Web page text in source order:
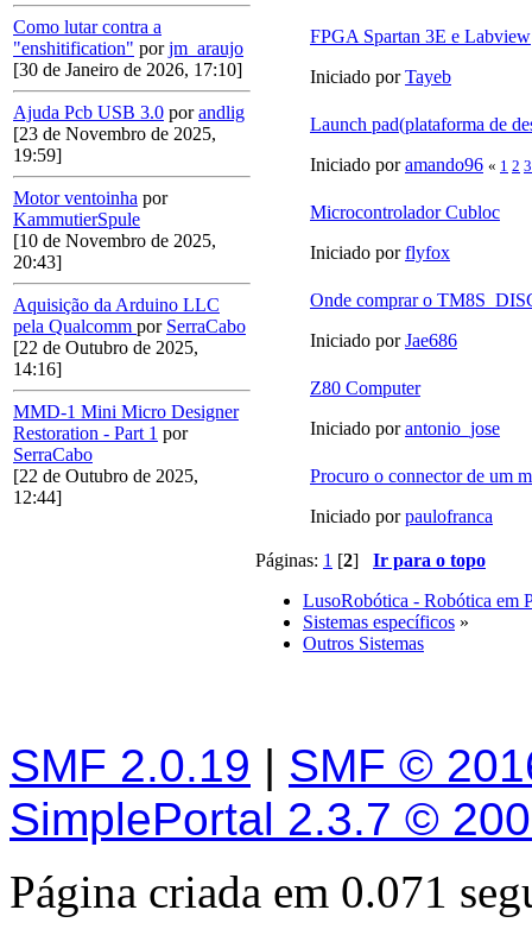
Como lutar contra a
"enshitification" porjm_araujo
[30 de Janeiro de 2026, 17:10]
Ajuda Pcb USB 3.0 porandlig
[23 de Novembro de 2025,
19:59]
Motor ventoinha por
KammutierSpule
[10 de Novembro de 2025,
20:43]
Aquisição da Arduino LLC
pela Qualcomm por SerraCabo
[22 de Outubro de 2025,
14:16]
MMD-1 Mini Micro Designer
Restoration - Part 1 por
SerraCabo
[22 de Outubro de 2025,
12:44]
FPGA Spartan 3E e Labview
Iniciado porTayeb
Launch pad(plataforma de
Iniciado poramando96 « 1 2 3
Microcontrolador Cubloc
Iniciado porflyfox
Onde comprar o
Iniciado porJae686
Z80 Computer
Iniciado porantonio_jose
Procuro o connector de um
Iniciado porpaulofranca
Páginas: 1 [2] Ir para o topo
LusoRobótica - Robótica em
Sistemas específicos »
Outros Sistemas
SMF 2.0.19 | SMF ©
SimplePortal 2.3.7 ©
Página criada em 0.071